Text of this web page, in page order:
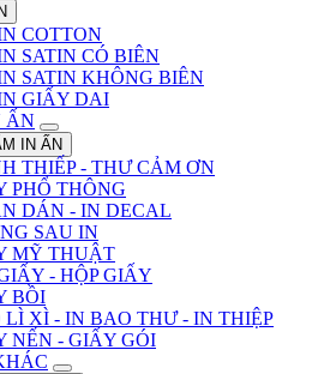
COTTON
SATIN CÓ BIÊN
SATIN KHÔNG BIÊN
GIẤY DAI
ẤN
IN ẤN
THIẾP - THƯ CẢM ƠN
PHỔ THÔNG
DÁN - IN DECAL
SAU IN
MỸ THUẬT
- HỘP GIẤY
BỒI
LÌ XÌ - IN BAO THƯ - IN THIỆP
NẾN - GIẤY GÓI